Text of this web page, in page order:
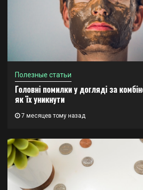
Полезные статьи
Головні помилки у догляді за
як їх уникнути
7 месяцев тому назад